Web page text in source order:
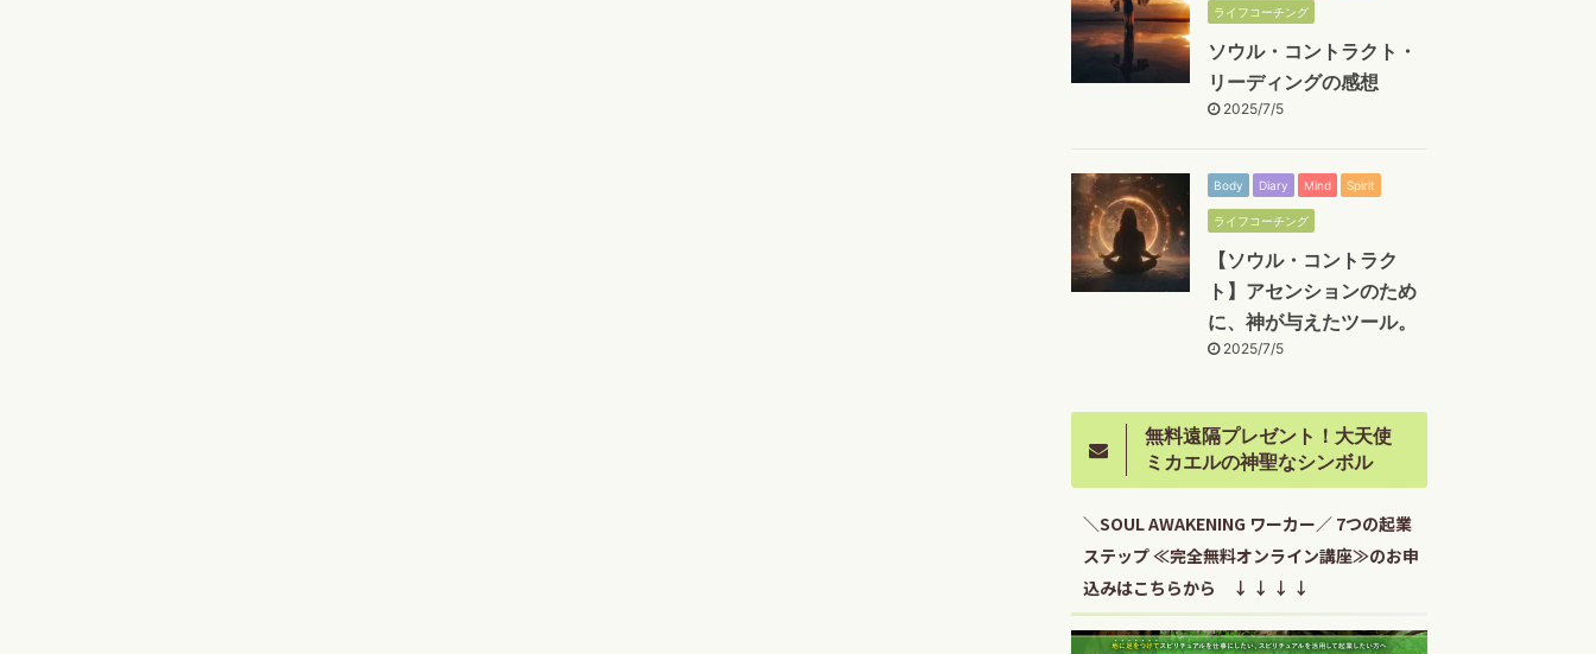
ライフコーチング
ソウル・コントラクト・
リーディングの感想
2025/7/5
Body Diary Mind Spirit
ライフコーチング
【ソウル・コントラク
ト】アセンションのため
に、神が与えたツール。
2025/7/5
無料遠隔プレゼント！大天使
ミカエルの神聖なシンボル
＼SOUL AWAKENING ワーカー／ 7つの起業
ステップ ≪完全無料オンライン講座≫のお申
込みはこちらから ↓ ↓ ↓ ↓